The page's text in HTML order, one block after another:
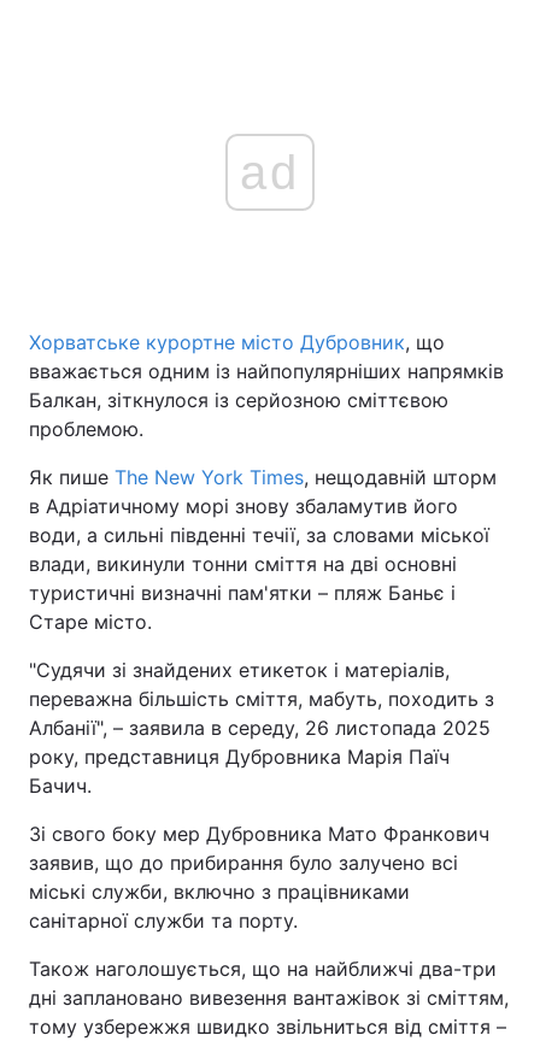
ad
Хорватське курортне місто Дубровник, що
вважається одним із найпопулярніших напрямків
Балкан, зіткнулося із серйозною сміттєвою
проблемою.
Як пише The New York Times, нещодавній шторм
в Адріатичному морі знову збаламутив його
води, а сильні південні течії, за словами міської
влади, викинули тонни сміття на дві основні
туристичні визначні пам'ятки – пляж Баньє і
Старе місто.
"Судячи зі знайдених етикеток і матеріалів,
переважна більшість сміття, мабуть, походить з
Албанії", – заявила в середу, 26 листопада 2025
року, представниця Дубровника Марія Паїч
Бачич.
Зі свого боку мер Дубровника Мато Франкович
заявив, що до прибирання було залучено всі
міські служби, включно з працівниками
санітарної служби та порту.
Також наголошується, що на найближчі два-три
дні заплановано вивезення вантажівок зі сміттям,
тому узбережжя швидко звільниться від сміття –